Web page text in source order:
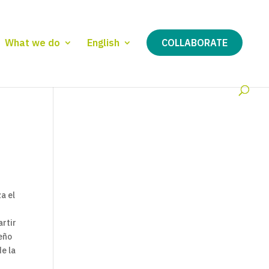
What we do English COLLABORATE
el
la